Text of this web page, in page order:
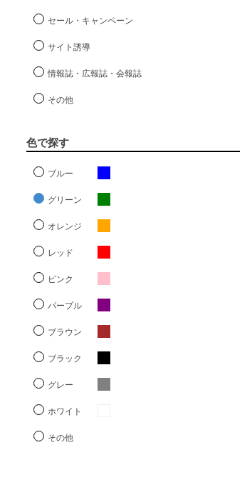
セール・キャンペーン
サイト誘導
情報誌・広報誌・会報誌
その他
色で探す
ブルー
グリーン
オレンジ
レッド
ピンク
パープル
ブラウン
ブラック
グレー
ホワイト
その他